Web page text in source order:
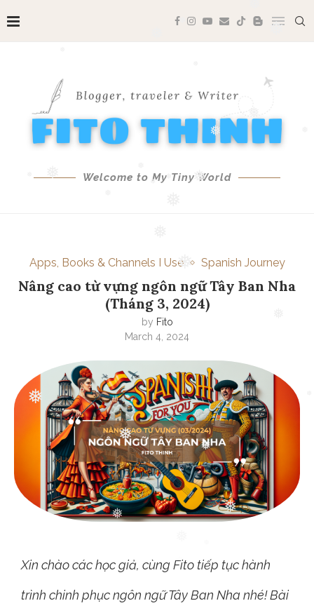
❅ ❅
❅
❅
❅
❅
❅
❅
❅
Welcome to My Tiny World
Apps, Books & Channels I Use Spanish Journey
Nâng cao từ vựng ngôn ngữ Tây Ban Nha
(Tháng 3, 2024)
by Fito
March 4, 2024
Xin chào các học giả, cùng Fito tiếp tục hành
trình chinh phục ngôn ngữ Tây Ban Nha nhé! Bài